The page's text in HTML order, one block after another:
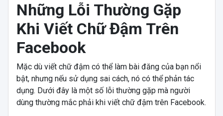
Những Lỗi Thường Gặp
Khi Viết Chữ Đậm Trên
Facebook
Mặc dù viết chữ đậm có thể làm bài đăng của bạn nổi
bật, nhưng nếu sử dụng sai cách, nó có thể phản tác
dụng. Dưới đây là một số lỗi thường gặp mà người
dùng thường mắc phải khi viết chữ đậm trên Facebook.